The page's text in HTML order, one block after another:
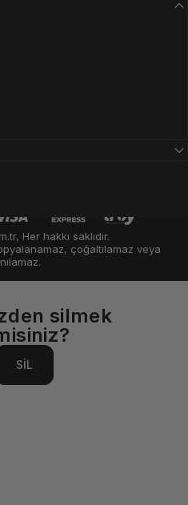
Her hakkı saklıdır.
çoğaltılamaz veya
silmek
SİL